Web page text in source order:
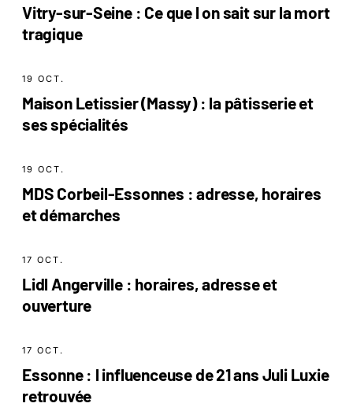
Vitry-sur-Seine : Ce que l on sait sur la mort
tragique
19 OCT.
Maison Letissier (Massy) : la pâtisserie et
ses spécialités
19 OCT.
MDS Corbeil-Essonnes : adresse, horaires
et démarches
17 OCT.
Lidl Angerville : horaires, adresse et
ouverture
17 OCT.
Essonne : l influenceuse de 21 ans Juli Luxie
retrouvée